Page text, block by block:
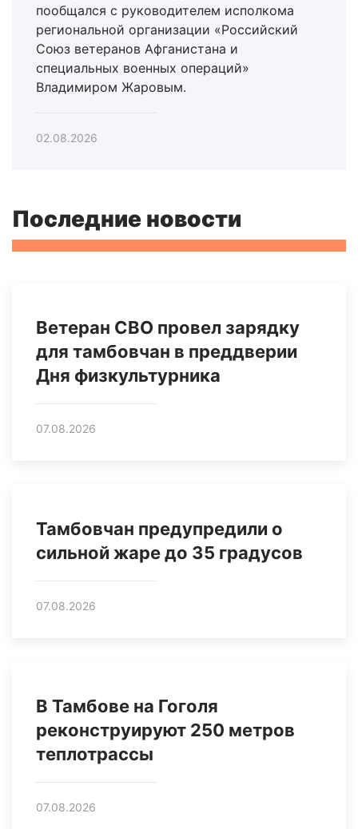
пообщался с руководителем исполкома
региональной организации «Российский
Союз ветеранов Афганистана и
специальных военных операций»
Владимиром Жаровым.
02.08.2026
Последние новости
Ветеран СВО провел зарядку
для тамбовчан в преддверии
Дня физкультурника
07.08.2026
Тамбовчан предупредили о
сильной жаре до 35 градусов
07.08.2026
В Тамбове на Гоголя
реконструируют 250 метров
теплотрассы
07.08.2026